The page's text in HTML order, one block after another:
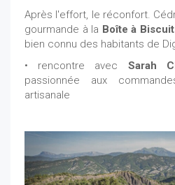
Après l'effort, le réconfort.
gourmande à la Boîte à
bien connu des habitants de
• rencontre avec Sarah
passionnée aux
artisanale